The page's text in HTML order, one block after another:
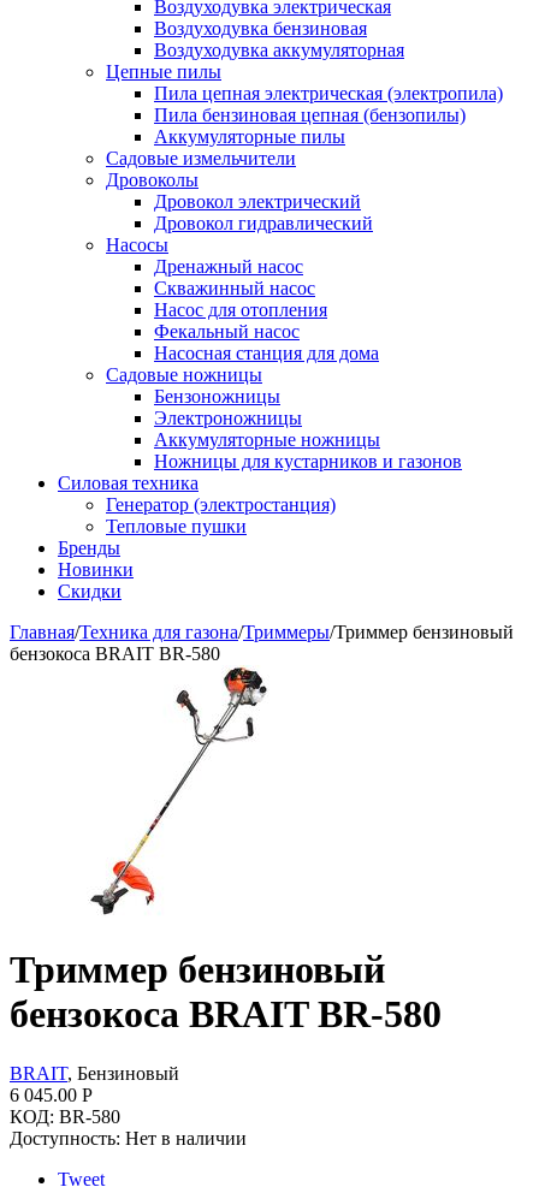
Воздуходувка электрическая
Воздуходувка бензиновая
Воздуходувка аккумуляторная
Цепные пилы
Пила цепная электрическая (электропила)
Пила бензиновая цепная (бензопилы)
Аккумуляторные пилы
Садовые измельчители
Дровоколы
Дровокол электрический
Дровокол гидравлический
Насосы
Дренажный насос
Скважинный насос
Насос для отопления
Фекальный насос
Насосная станция для дома
Садовые ножницы
Бензоножницы
Электроножницы
Аккумуляторные ножницы
Ножницы для кустарников и газонов
Силовая техника
Генератор (электростанция)
Тепловые пушки
Бренды
Новинки
Скидки
Главная/Техника для газона/Триммеры/Триммер бензиновый
бензокоса BRAIT BR-580
Триммер бензиновый
бензокоса BRAIT BR-580
BRAIT, Бензиновый
6 045.00 Р
КОД: BR-580
Доступность: Нет в наличии
Tweet